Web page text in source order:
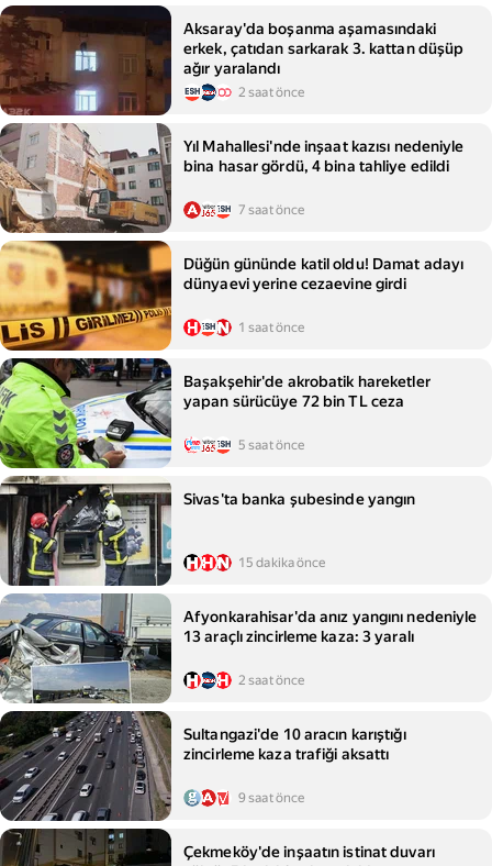
Aksaray'da boşanma aşamasındaki
erkek, çatıdan sarkarak 3. kattan düşüp
ağır yaralandı
2 saat önce
Yıl Mahallesi'nde inşaat kazısı nedeniyle
bina hasar gördü, 4 bina tahliye edildi
7 saat önce
Düğün gününde katil oldu! Damat adayı
dünyaevi yerine cezaevine girdi
1 saat önce
Başakşehir'de akrobatik hareketler
yapan sürücüye 72 bin TL ceza
5 saat önce
Sivas'ta banka şubesinde yangın
15 dakika önce
Afyonkarahisar'da anız yangını nedeniyle
13 araçlı zincirleme kaza: 3 yaralı
2 saat önce
Sultangazi'de 10 aracın karıştığı
zincirleme kaza trafiği aksattı
9 saat önce
Çekmeköy'de inşaatın istinat duvarı